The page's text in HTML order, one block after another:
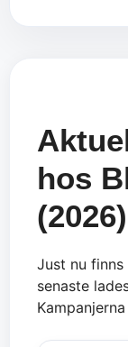
hos
(2026)
Just nu
senaste